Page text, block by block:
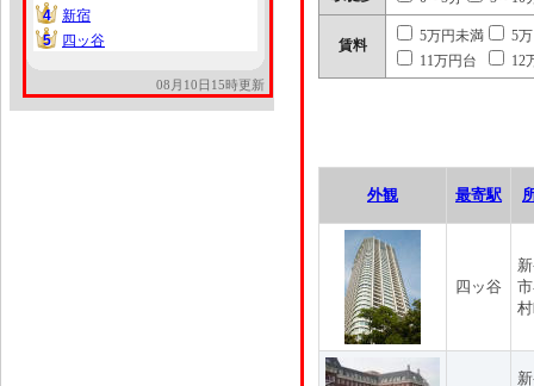
4
4
新宿
5
5 四ッ谷
08月10日15時更新
賃料
5万円未満
5
11万円台
12
外観 最寄駅
四ッ谷